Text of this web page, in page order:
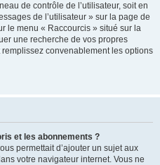
de contrôle de l’utilisateur, soit en
de l’utilisateur » sur la page de
le menu « Raccourcis » situé sur la
une recherche de vos propres
convenablement les options
et les abonnements ?
permettait d’ajouter un sujet aux
votre navigateur internet. Vous ne